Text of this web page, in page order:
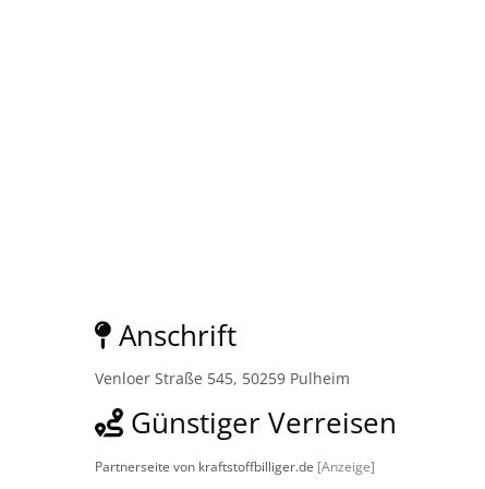
Anschrift
Venloer Straße 545, 50259 Pulheim
Günstiger Verreisen
Partnerseite von kraftstoffbilliger.de [Anzeige]